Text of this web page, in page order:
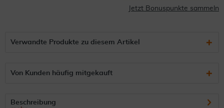
Jetzt Bonuspunkte sammeln
Verwandte Produkte zu diesem Artikel
Von Kunden häufig mitgekauft
Beschreibung